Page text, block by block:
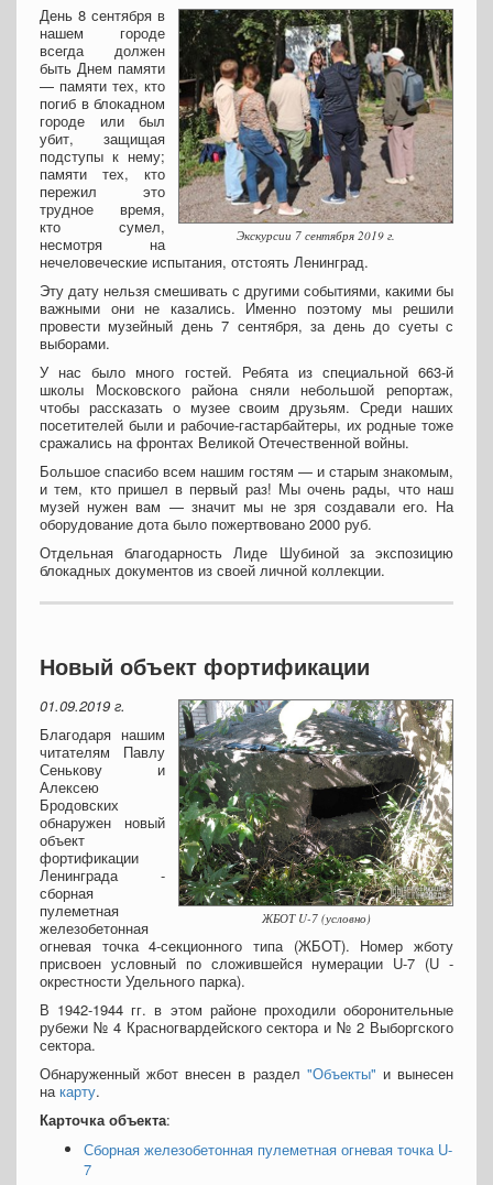
Экскурсии 7 сентября 2019 г.
День 8 сентября в
нашем городе
всегда должен
быть Днем памяти
— памяти тех, кто
погиб в блокадном
городе или был
убит, защищая
подступы к нему;
памяти тех, кто
пережил это
трудное время,
кто сумел,
несмотря на
нечеловеческие испытания, отстоять Ленинград.
Эту дату нельзя смешивать с другими событиями, какими бы
важными они не казались. Именно поэтому мы решили
провести музейный день 7 сентября, за день до суеты с
выборами.
У нас было много гостей. Ребята из специальной 663-й
школы Московского района сняли небольшой репортаж,
чтобы рассказать о музее своим друзьям. Среди наших
посетителей были и рабочие-гастарбайтеры, их родные тоже
сражались на фронтах Великой Отечественной войны.
Большое спасибо всем нашим гостям — и старым знакомым,
и тем, кто пришел в первый раз! Мы очень рады, что наш
музей нужен вам — значит мы не зря создавали его. На
оборудование дота было пожертвовано 2000 руб.
Отдельная благодарность Лиде Шубиной за экспозицию
блокадных документов из своей личной коллекции.
Новый объект фортификации
ЖБОТ U-7 (условно)
01.09.2019 г.
Благодаря нашим
читателям Павлу
Сенькову и
Алексею
Бродовских
обнаружен новый
объект
фортификации
Ленинграда -
сборная
пулеметная
железобетонная
огневая точка 4-секционного типа (ЖБОТ). Номер жботу
присвоен условный по сложившейся нумерации U-7 (U -
окрестности Удельного парка).
В 1942-1944 гг. в этом районе проходили оборонительные
рубежи № 4 Красногвардейского сектора и № 2 Выборгского
сектора.
Обнаруженный жбот внесен в раздел "Объекты" и вынесен
на карту.
Карточка объекта:
Сборная железобетонная пулеметная огневая точка U-
7